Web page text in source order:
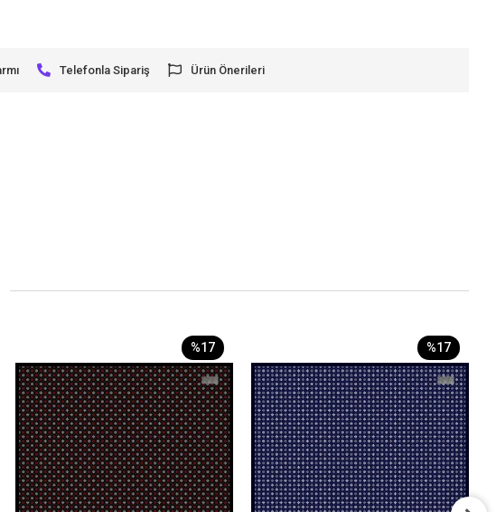
Telefonla Sipariş Ürün Önerileri
%17 %17